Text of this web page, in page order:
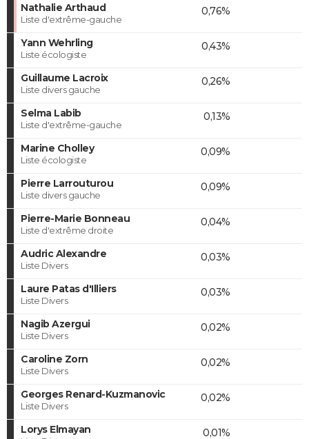
Nathalie Arthaud
Liste d'extrême-gauche
0,76%
Yann Wehrling
Liste écologiste
0,43%
Guillaume Lacroix
Liste divers gauche
0,26%
Selma Labib
Liste d'extrême-gauche
0,13%
Marine Cholley
Liste écologiste
0,09%
Pierre Larrouturou
Liste divers gauche
0,09%
Pierre-Marie Bonneau
Liste d'extrême droite
0,04%
Audric Alexandre
Liste Divers
0,03%
Laure Patas d'Illiers
Liste Divers
0,03%
Nagib Azergui
Liste Divers
0,02%
Caroline Zorn
Liste Divers
0,02%
Georges Renard-Kuzmanovic
Liste Divers
0,02%
Lorys Elmayan 0,01%